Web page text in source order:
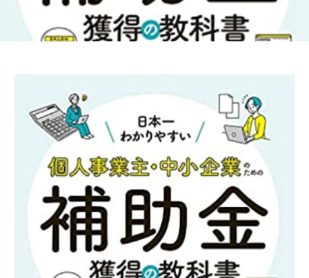
WEBコンテンツ
WEBマーケティング戦略立案